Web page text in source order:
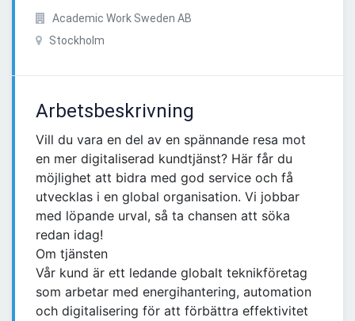
Academic Work Sweden AB
Stockholm
Arbetsbeskrivning
Vill du vara en del av en spännande resa mot
en mer digitaliserad kundtjänst? Här får du
möjlighet att bidra med god service och få
utvecklas i en global organisation. Vi jobbar
med löpande urval, så ta chansen att söka
redan idag!
Om tjänsten
Vår kund är ett ledande globalt teknikföretag
som arbetar med energihantering, automation
och digitalisering för att förbättra effektivitet